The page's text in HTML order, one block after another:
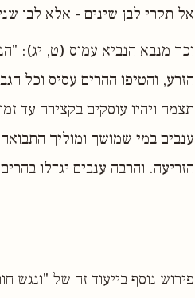
אל תקרי לבן שינים - אלא לבן
וכך מנבא הנביא עמוס (ט, יג):
הזרע, והטיפו ההרים עסיס וכל
תצמח ויהיו עוסקים בקצירה עד
ענבים במי שמושך ומוליך
הזריעה. והרבה ענבים יגדלו
פירוש נוסף בייעוד זה של "ונגש